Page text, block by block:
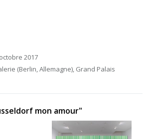
2017
(Berlin, Allemagne), Grand Palais
mon amour"